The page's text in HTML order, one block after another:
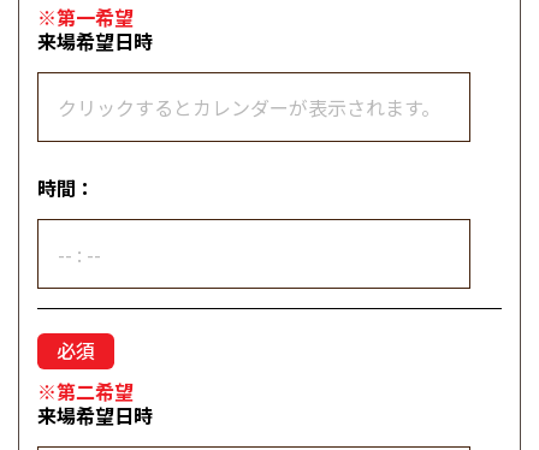
※第一希望
来場希望日時
時間：
※第二希望
来場希望日時